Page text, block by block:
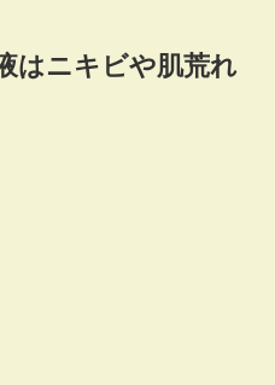
はニキビや肌荒れ